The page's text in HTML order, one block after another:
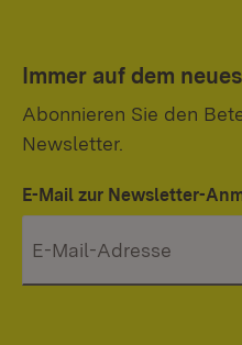
Immer auf dem
Abonnieren Sie den
Newsletter.
E-Mail zur Newsletter-